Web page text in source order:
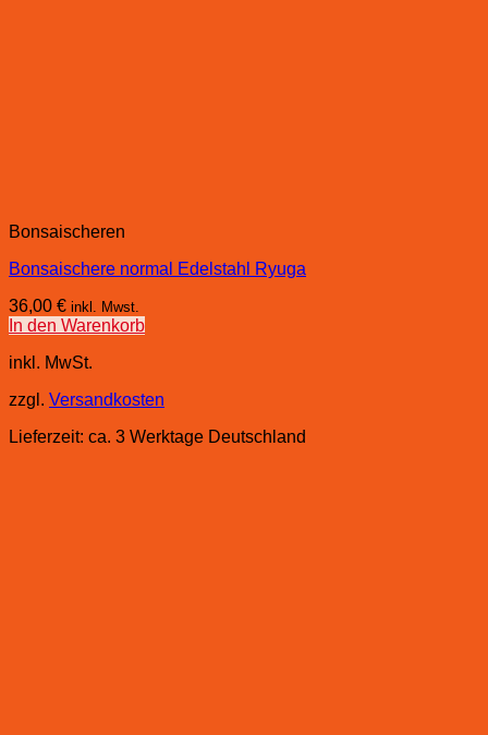
Bonsaischeren
Bonsaischere normal Edelstahl Ryuga
36,00 € inkl. Mwst.
In den Warenkorb
inkl. MwSt.
zzgl. Versandkosten
Lieferzeit: ca. 3 Werktage Deutschland